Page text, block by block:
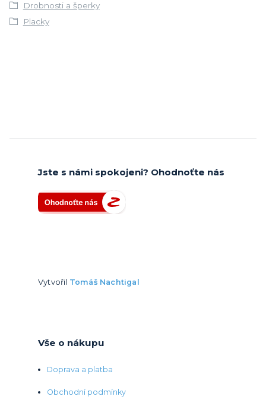
Drobnosti a šperky
Placky
Jste s námi spokojeni? Ohodnoťte nás
Vytvořil Tomáš Nachtigal
Vše o nákupu
Doprava a platba
Obchodní podmínky